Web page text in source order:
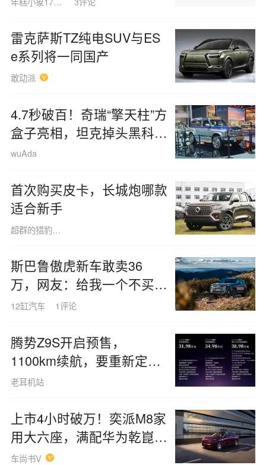
雷克萨斯TZ纯电SUV与ES
e系列将一同国产
敢动派
4.7秒破百！奇瑞“擎天柱”方
盒子亮相，坦克掉头黑科技
惊艳全场
wuAda
首次购买皮卡，长城炮哪款
适合新手
超群的猎豹8568
斯巴鲁傲虎新车敢卖36
万，网友：给我一个不买坦
克的理由
12缸汽车 1评论
腾势Z9S开启预售，
1100km续航，要重新定义
30万级豪华轿车！
老耳机站
上市4小时破万！奕派M8家
用大六座，满配华为乾崑六
件套
车尚书V